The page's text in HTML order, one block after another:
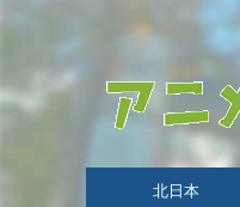
北日本